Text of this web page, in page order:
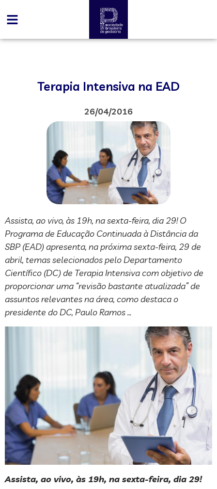
Terapia Intensiva na EAD
26/04/2016
Assista, ao vivo, às 19h, na sexta-feira, dia 29! O
Programa de Educação Continuada à Distância da
SBP (EAD) apresenta, na próxima sexta-feira, 29 de
abril, temas selecionados pelo Departamento
Científico (DC) de Terapia Intensiva com objetivo de
proporcionar uma “revisão bastante atualizada” de
assuntos relevantes na área, como destaca o
presidente do DC, Paulo Ramos …
Assista, ao vivo, às 19h, na sexta-feira, dia 29!